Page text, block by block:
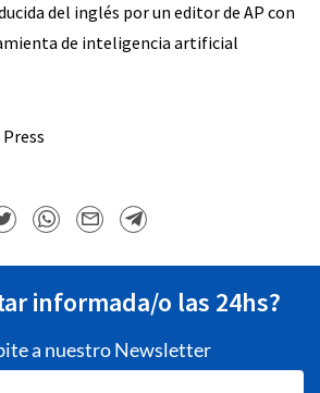
del inglés por un editor de AP con
de inteligencia artificial
informada/o las 24hs?
a nuestro Newsletter